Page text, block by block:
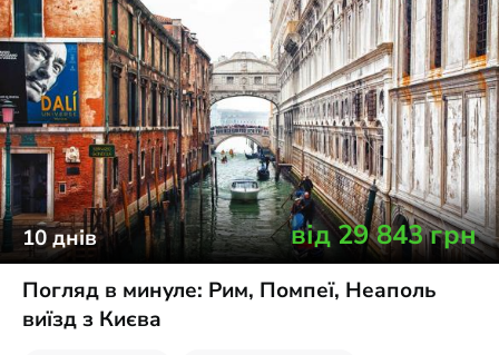
10днів від 29 843грн
Погляд в минуле: Рим, Помпеї, Неаполь
виїзд з Києва